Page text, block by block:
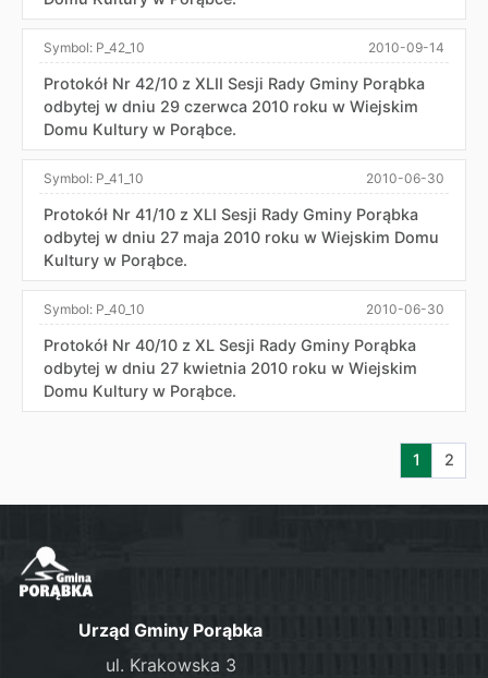
Symbol: P_42_10 2010-09-14
Protokół Nr 42/10 z XLII Sesji Rady Gminy Porąbka
odbytej w dniu 29 czerwca 2010 roku w Wiejskim
Domu Kultury w Porąbce.
Symbol: P_41_10 2010-06-30
Protokół Nr 41/10 z XLI Sesji Rady Gminy Porąbka
odbytej w dniu 27 maja 2010 roku w Wiejskim Domu
Kultury w Porąbce.
Symbol: P_40_10 2010-06-30
Protokół Nr 40/10 z XL Sesji Rady Gminy Porąbka
odbytej w dniu 27 kwietnia 2010 roku w Wiejskim
Domu Kultury w Porąbce.
Aktualna
1 2
Urząd Gminy Porąbka
ul. Krakowska 3